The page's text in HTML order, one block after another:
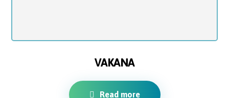
VAKANA
Read more